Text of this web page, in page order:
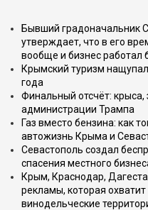
Бывший градоначальник
утверждает, что в его
вообще и бизнес работал
Крымский туризм
года
Финальный отсчёт: крыса,
администрации Трампа
Газ вместо бензина: как
автожизнь Крыма и
Севастополь создал
спасения местного
Крым, Краснодар,
рекламы, которая
винодельческие